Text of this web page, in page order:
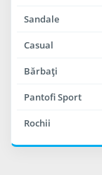
Sandale
Casual
Bărbaţi
Pantofi Sport
Rochii